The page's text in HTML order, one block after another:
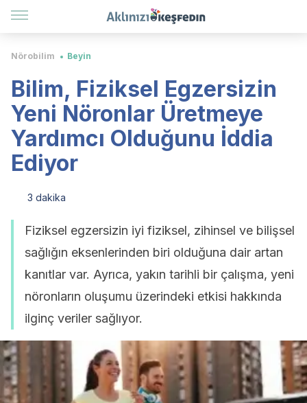
Nörobilim Beyin
Bilim, Fiziksel Egzersizin
Yeni Nöronlar Üretmeye
Yardımcı Olduğunu İddia
Ediyor
3 dakika
Fiziksel egzersizin iyi fiziksel, zihinsel ve bilişsel
sağlığın eksenlerinden biri olduğuna dair artan
kanıtlar var. Ayrıca, yakın tarihli bir çalışma, yeni
nöronların oluşumu üzerindeki etkisi hakkında
ilginç veriler sağlıyor.